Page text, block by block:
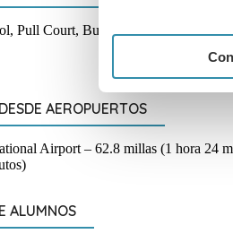
Pull Court, Bushley, Tewkesbury,
AEROPUERTOS
Airport – 62.8 millas (1 hora 24
ALUMNOS